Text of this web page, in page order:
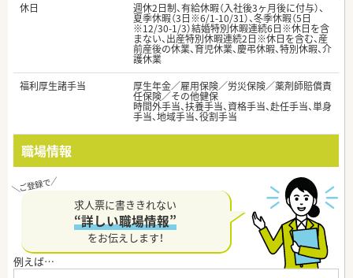
休日
週休2日制、有給休暇（入社後3ヶ月後に付与）、
夏季休暇（3日※6/1-10/31）、冬季休暇（5日
※12/30-1/3）結婚特別休暇連続6日※休日を含
まない、出産特別休暇連続2日※休日を含む、産
前産後の休業、育児休業、慶弔休暇、特別休暇、介
護休業
福利厚生諸手当
厚生年金／雇用保険／労災保険／薬剤師賠償責
任保険／その他健保
時間外手当、扶養手当、資格手当、赴任手当、単身
手当、地域手当、役割手当
職場情報
求人票に書ききれない
“詳しい職場情報”
をお伝えします！